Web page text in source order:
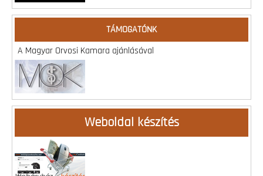
TÁMOGATÓNK
A Magyar Orvosi Kamara ajánlásával
Weboldal készítés